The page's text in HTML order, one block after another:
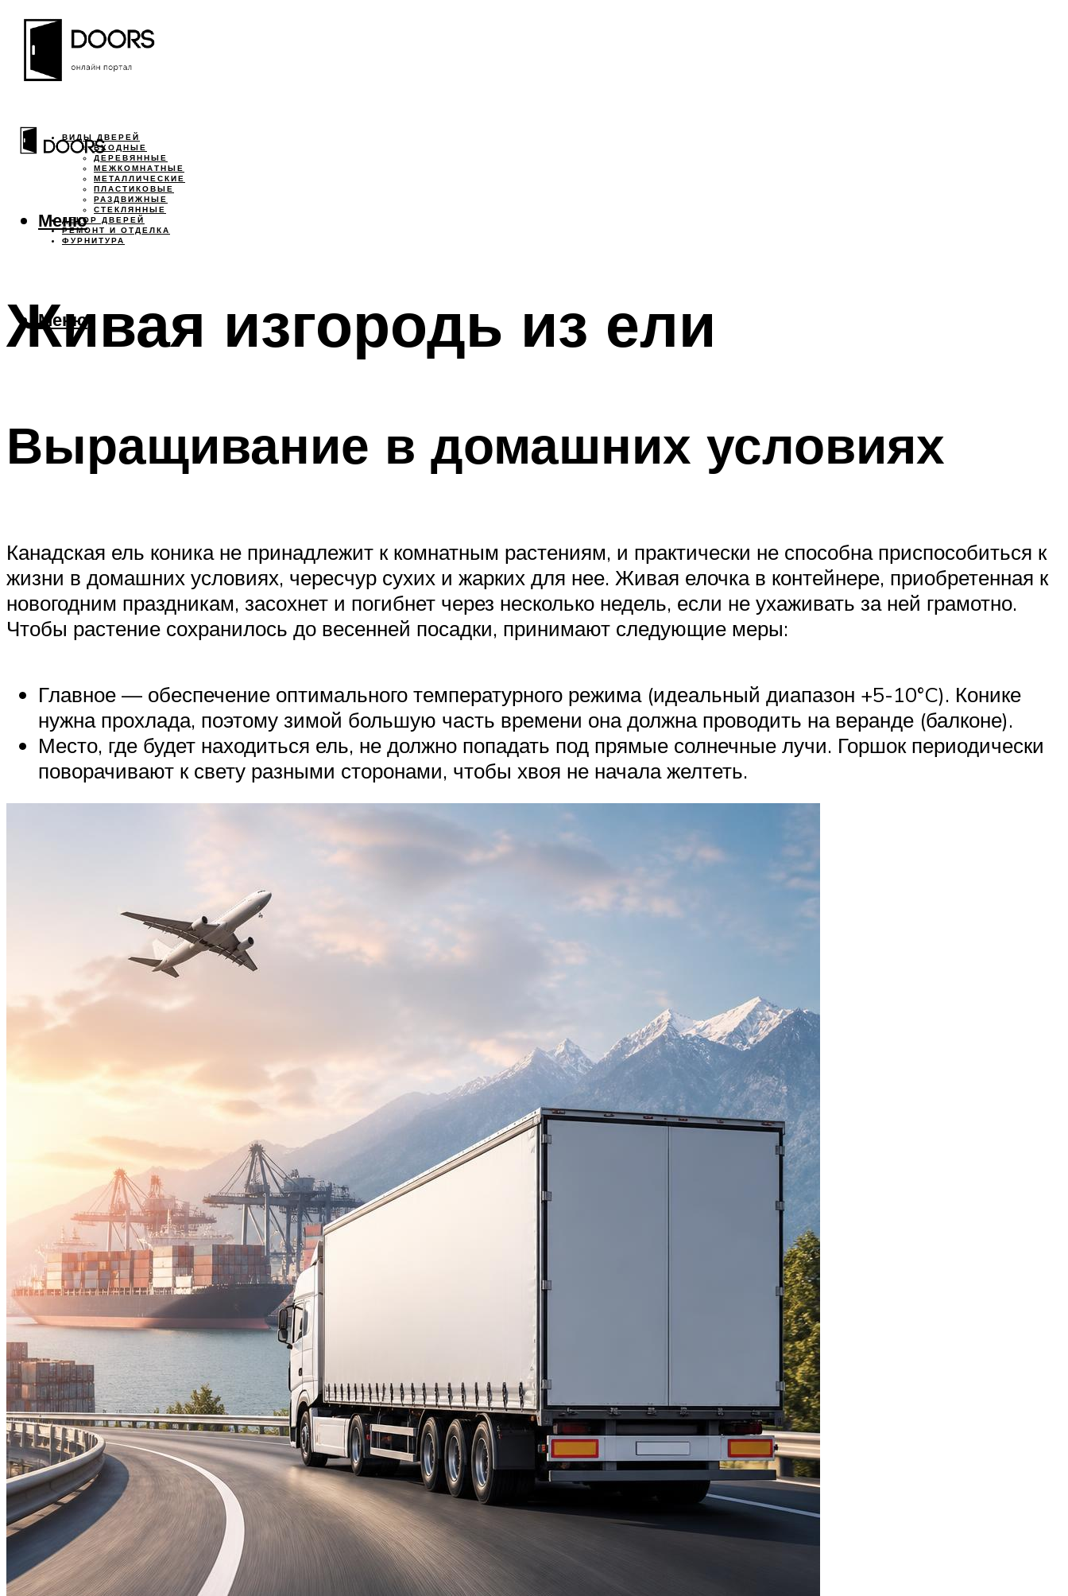
ВИДЫ ДВЕРЕЙ
ВХОДНЫЕ
ДЕРЕВЯННЫЕ
МЕЖКОМНАТНЫЕ
МЕТАЛЛИЧЕСКИЕ
ПЛАСТИКОВЫЕ
РАЗДВИЖНЫЕ
СТЕКЛЯННЫЕ
ДЕКОР ДВЕРЕЙ
РЕМОНТ И ОТДЕЛКА
ФУРНИТУРА
Меню
Меню
Живая изгородь из ели
Выращивание в домашних условиях
Канадская ель коника не принадлежит к комнатным растениям, и практически не способна приспособиться к
жизни в домашних условиях, чересчур сухих и жарких для нее. Живая елочка в контейнере, приобретенная к
новогодним праздникам, засохнет и погибнет через несколько недель, если не ухаживать за ней грамотно.
Чтобы растение сохранилось до весенней посадки, принимают следующие меры:
Главное — обеспечение оптимального температурного режима (идеальный диапазон +5-10°C). Конике
нужна прохлада, поэтому зимой большую часть времени она должна проводить на веранде (балконе).
Место, где будет находиться ель, не должно попадать под прямые солнечные лучи. Горшок периодически
поворачивают к свету разными сторонами, чтобы хвоя не начала желтеть.